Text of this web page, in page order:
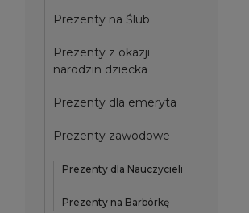
Prezenty na Ślub
Prezenty z okazji
narodzin dziecka
Prezenty dla emeryta
Prezenty zawodowe
Prezenty dla Nauczycieli
Prezenty na Barbórkę